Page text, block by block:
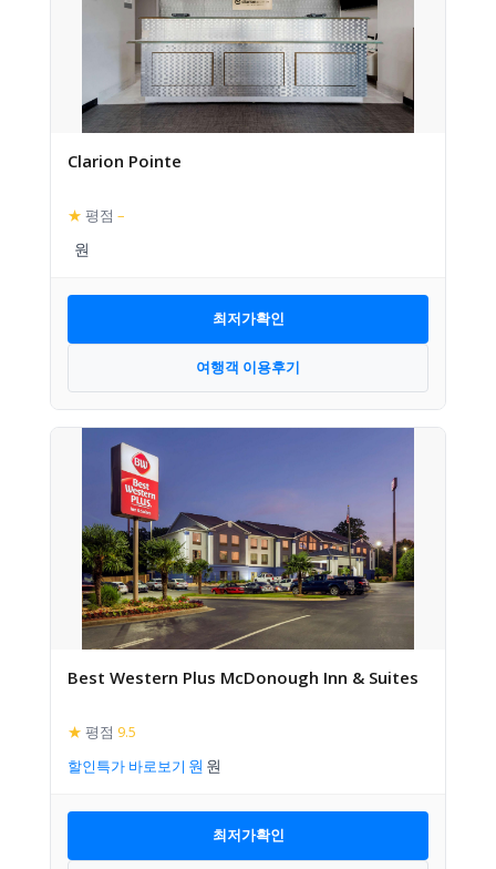
Clarion Pointe
★ 평점 –
최저가확인
여행객 이용후기
Best Western Plus McDonough Inn & Suites
★ 평점 9.5
할인특가 바로보기
최저가확인